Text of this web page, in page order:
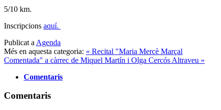
5/10 km.
Inscripcions aquí.
Publicat a Agenda
Més en aquesta categoria: « Recital "Maria Mercè Marçal
Comentada" a càrrec de Miquel Martín i Olga Cercós Altraveu »
Comentaris
Comentaris